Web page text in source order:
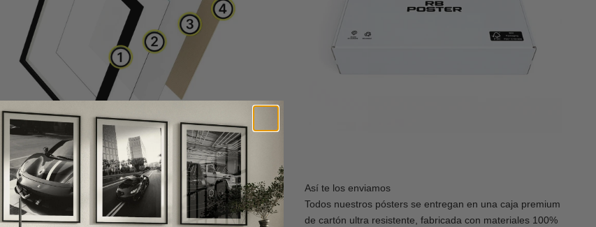
CALIDAD DE MUSEO
Cada poster se produce con materiales premium y un
proceso cuidado al detalle, desde la impresión de alta
Así te los enviamos
Todos nuestros pósters se entregan en una caja premium
de cartón ultra resistente, fabricada con materiales 100%